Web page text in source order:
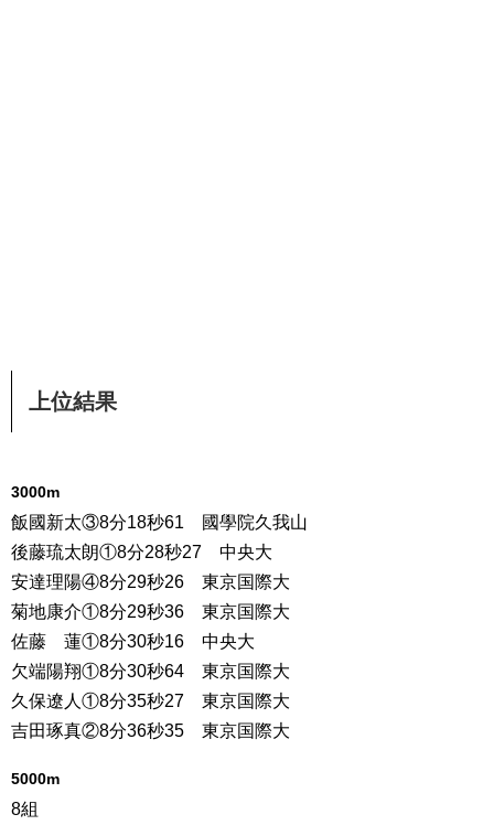
上位結果
3000m
飯國新太③8分18秒61 國學院久我山
後藤琉太朗①8分28秒27 中央大
安達理陽④8分29秒26 東京国際大
菊地康介①8分29秒36 東京国際大
佐藤 蓮①8分30秒16 中央大
欠端陽翔①8分30秒64 東京国際大
久保遼人①8分35秒27 東京国際大
吉田琢真②8分36秒35 東京国際大
5000m
8組